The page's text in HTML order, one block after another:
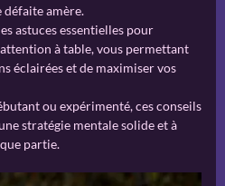
amère.
astuces essentielles pour
à table, vous permettant
éclairées et de maximiser vos
ou expérimenté, ces conseils
stratégie mentale solide et à
partie.